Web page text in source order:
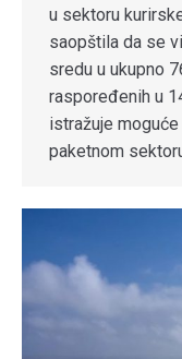
u sektoru
saopštila da se
sredu u ukupno
raspoređenih u
istražuje
paketnom